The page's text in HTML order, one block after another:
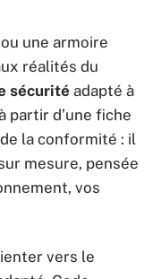
une armoire
réalités du
sécurité adapté à
partir d’une fiche
la conformité : il
mesure, pensée
vos
vers le